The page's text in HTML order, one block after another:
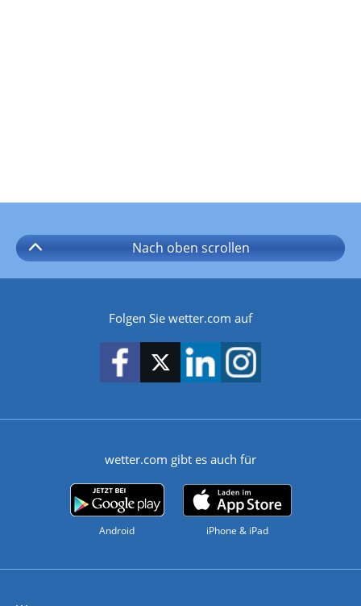
Nach oben scrollen
Folgen Sie wetter.com auf
wetter.com gibt es auch für
Android iPhone & iPad